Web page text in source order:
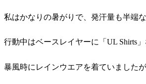
私はかなりの暑がりで、発汗量も半端
行動中はベースレイヤーに「UL Shirts
暴風時にレインウエアを着ていましたが